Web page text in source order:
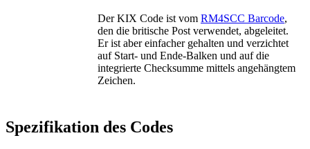
Der KIX Code ist vom RM4SCC Barcode,
den die britische Post verwendet, abgeleitet.
Er ist aber einfacher gehalten und verzichtet
auf Start- und Ende-Balken und auf die
integrierte Checksumme mittels angehängtem
Zeichen.
Spezifikation des Codes